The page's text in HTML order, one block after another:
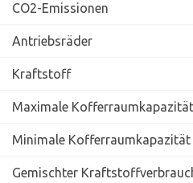
CO2-Emissionen
Antriebsräder
Kraftstoff
Maximale Kofferraumkapazität
Minimale Kofferraumkapazität
Gemischter